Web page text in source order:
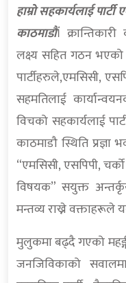
हाम्रो सहकार्यलाई
काठमाडौं।
लक्ष्य सहित गठन
पार्टीहरुले,एमसिसी,
सहमतिलाई
विचको सहकार्यलाई
काठमाडौ स्थिति प्रज्ञा
“एमसिसी, एसपिपी,
विषयक” सयुक्त
मन्तव्य राख्ने वक्ताहरूले
मुलुकमा बढ्दै गएको
जनजिविकाको